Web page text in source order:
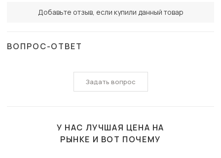
Добавьте отзыв, если купили данный товар
ВОПРОС-ОТВЕТ
Задать вопрос
У НАС ЛУЧШАЯ ЦЕНА НА
РЫНКЕ И ВОТ ПОЧЕМУ